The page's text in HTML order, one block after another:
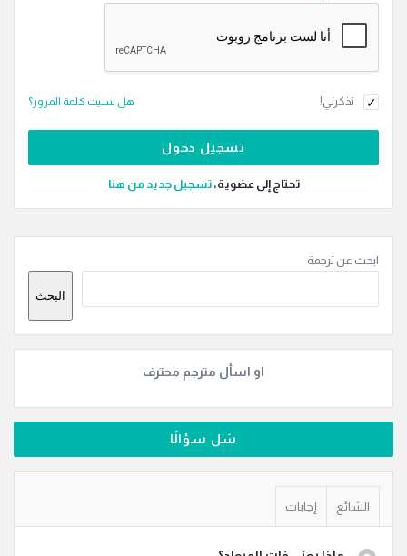
تذكرني! هل نسيت كلمة المرور؟
تحتاج إلى عضوية،‫تسجيل جديد من هنا
الجانبية
ابحث عن ترجمة
البحث
او اسأل مترجم محترف
سَل سؤالًا
الشائع إجابات